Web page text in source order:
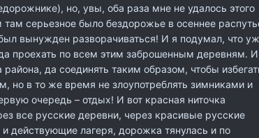
но, увы, оба раза мне не удалось этого
там серьезное было бездорожье в осеннее
вынужден разворачиваться! И я подумал, что уж
проехать по всем этим заброшенным деревням.
района, да соединять таким образом, чтобы
но в то же время не злоупотреблять зимниками и
очередь – отдых! И вот красная ниточка
все русские деревни, через красивые русские
действующие лагеря, дорожка тянулась и по